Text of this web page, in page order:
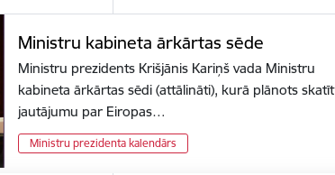
Ministru kabineta ārkārtas sēde
Ministru prezidents Krišjānis Kariņš vada Ministru
kabineta ārkārtas sēdi (attālināti), kurā plānots skatīt
jautājumu par Eiropas…
Ministru prezidenta kalendārs